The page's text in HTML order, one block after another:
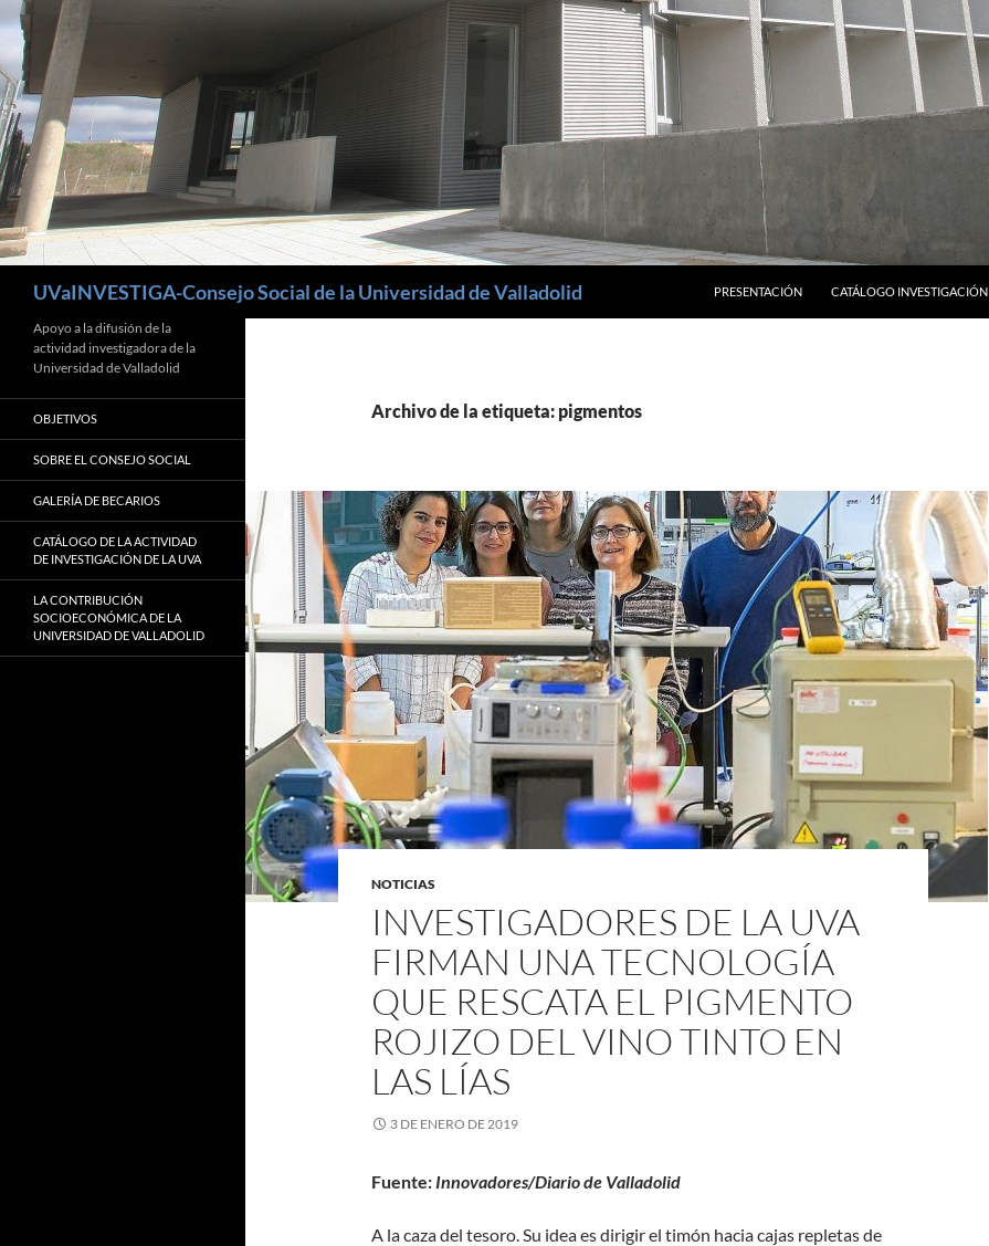
UVaINVESTIGA-Consejo Social de la Universidad de Valladolid
PRESENTACIÓN
CATÁLOGO INVESTIGACIÓN
Archivo de la etiqueta: pigmentos
NOTICIAS
INVESTIGADORES DE LA UVA
FIRMAN UNA TECNOLOGÍA
QUE RESCATA EL PIGMENTO
ROJIZO DEL VINO TINTO EN
LAS LÍAS
3 DE ENERO DE 2019
Fuente: Innovadores/Diario de Valladolid
A la caza del tesoro. Su idea es dirigir el timón hacia cajas repletas de
Apoyo a la difusión de la
actividad investigadora de la
Universidad de Valladolid
OBJETIVOS
SOBRE EL CONSEJO SOCIAL
GALERÍA DE BECARIOS
CATÁLOGO DE LA ACTIVIDAD
DE INVESTIGACIÓN DE LA UVA
LA CONTRIBUCIÓN
SOCIOECONÓMICA DE LA
UNIVERSIDAD DE VALLADOLID